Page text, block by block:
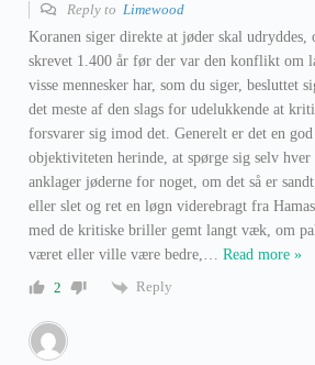
Reply to Limewood
Koranen siger direkte at jøder skal udryddes,
skrevet 1.400 år før der var den konflikt om
visse mennesker har, som du siger, besluttet
det meste af den slags for udelukkende at
forsvarer sig imod det. Generelt er det en
objektiviteten herinde, at spørge sig selv hver
anklager jøderne for noget, om det så er
eller slet og ret en løgn viderebragt fra
med de kritiske briller gemt langt væk, om
været eller ville være bedre,… Read more »
2
Reply